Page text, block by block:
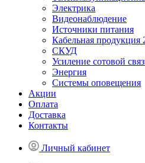
Электрика
Видеонаблюдение
Источники питания
Кабельная продукция
СКУД
Усиление сотовой
Энергия
Системы оповещения
Акции
Оплата
Доставка
Контакты
Личный кабинет